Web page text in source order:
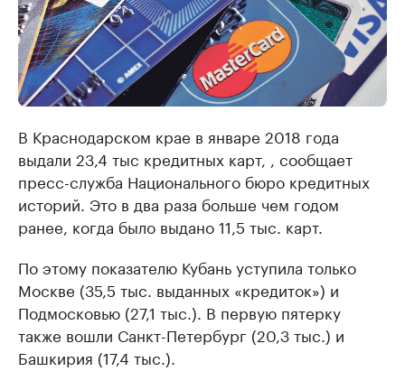
В Краснодарском крае в январе 2018 года
выдали 23,4 тыс кредитных карт, , сообщает
пресс-служба Национального бюро кредитных
историй. Это в два раза больше чем годом
ранее, когда было выдано 11,5 тыс. карт.
По этому показателю Кубань уступила только
Москве (35,5 тыс. выданных «кредиток») и
Подмосковью (27,1 тыс.). В первую пятерку
также вошли Санкт-Петербург (20,3 тыс.) и
Башкирия (17,4 тыс.).